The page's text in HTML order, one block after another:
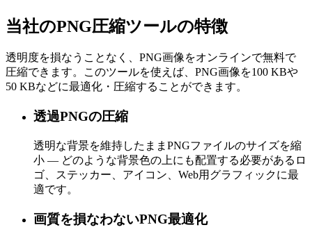
当社のPNG圧縮ツールの特徴
透明度を損なうことなく、PNG画像をオンラインで無料で
圧縮できます。このツールを使えば、PNG画像を100 KBや
50 KBなどに最適化・圧縮することができます。
透過PNGの圧縮
透明な背景を維持したままPNGファイルのサイズを縮
小 — どのような背景色の上にも配置する必要があるロ
ゴ、ステッカー、アイコン、Web用グラフィックに最
適です。
画質を損なわないPNG最適化